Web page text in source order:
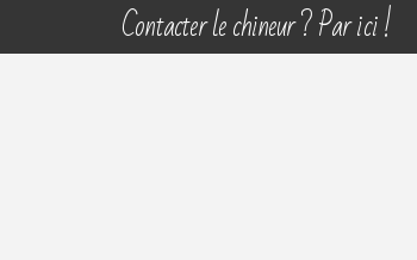
Contacter le chineur ? Par ici !